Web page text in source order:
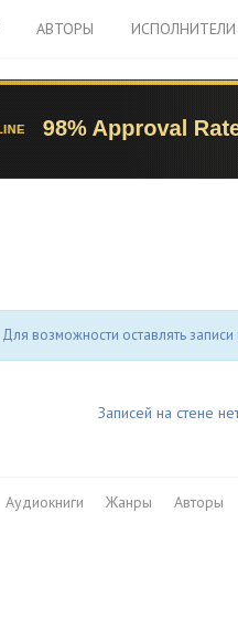
АВТОРЫ ИСПОЛНИТЕЛИ
Для возможности оставлять
Записей на стене
Аудиокниги Жанры Авторы